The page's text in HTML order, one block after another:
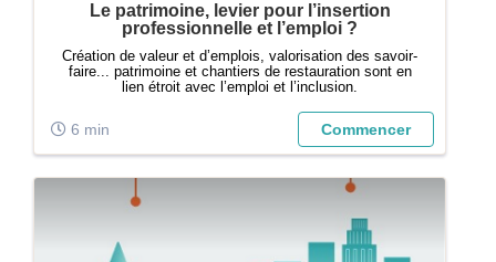
Le patrimoine, levier pour l’insertion
professionnelle et l’emploi ?
Création de valeur et d’emplois, valorisation des savoir-
faire... patrimoine et chantiers de restauration sont en
lien étroit avec l’emploi et l’inclusion.
6 min Commencer